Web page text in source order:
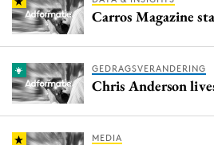
Carros Magazine
GEDRAGSVERANDERING
Chris Anderson
MEDIA